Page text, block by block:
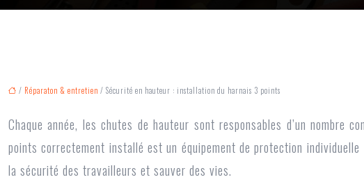
/ Réparaton & entretien / Sécurité en hauteur : installation du harnais 3 points
Chaque année, les chutes de hauteur sont responsables d’un nombre
points correctement installé est un équipement de protection
la sécurité des travailleurs et sauver des vies.